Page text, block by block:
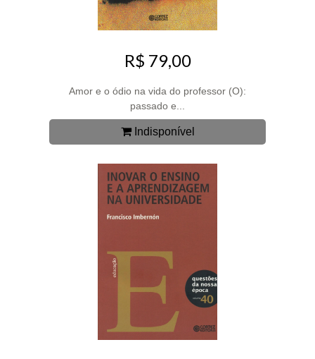
R$ 79,00
Amor e o ódio na vida do professor (O):
passado e...
Indisponível